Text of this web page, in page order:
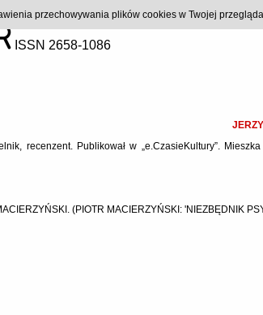
ISSN 2658-1086
recenzent. Publikował w „e.CzasieKultury”.
(PIOTR MACIERZYŃSKI: 'NIEZBĘDNIK
przechowywania plików cookies w Twojej